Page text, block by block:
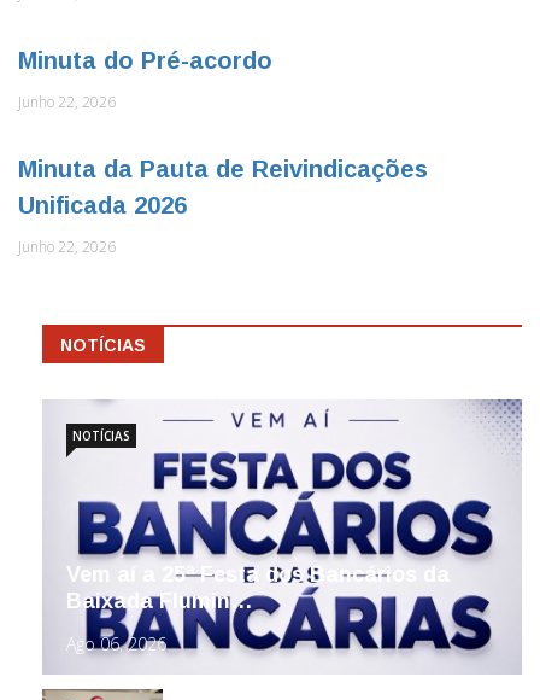
Minuta do Pré-acordo
Junho 22, 2026
Minuta da Pauta de Reivindicações
Unificada 2026
Junho 22, 2026
NOTÍCIAS
Vem aí a 25ª Festa dos Bancários da
Baixada Flumin…
Ago 06, 2026
NOTÍCIAS